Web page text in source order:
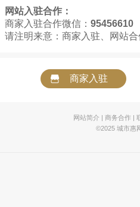
网站入驻合作：
商家入驻合作微信： 95456610
请注明来意：商家入驻、网站合
商家入驻
网站简介 | 商务合作|
©2025 城市惠